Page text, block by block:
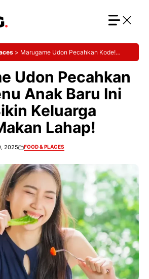
> Marugame Udon Pecahkan Kode!
Udon Pecahkan
Anak Baru Ini
Keluarga
Lahap!
2025 FOOD & PLACES